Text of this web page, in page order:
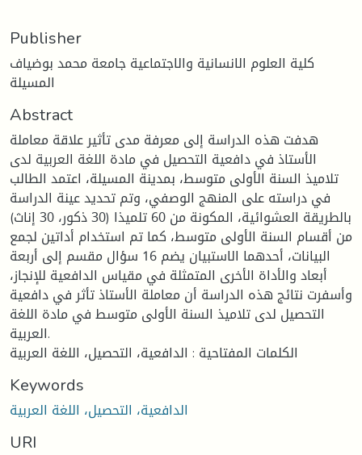
Publisher
كلية العلوم الانسانية والاجتماعية جامعة محمد بوضياف
المسيلة
Abstract
هدفت هذه الدراسة إلى معرفة مدى تأثير علاقة معاملة
الأستاذ في دافعية التحصيل في مادة اللغة العربية لدى
تلاميذ السنة الأولى متوسط، بمدينة المسيلة، اعتمد الطالب
في دراسته على المنهج الوصفي، وتم تحديد عينة الدراسة
بالطريقة العشوائية، المكونة من 60 تلميذا (30 ذكور، 30 إناث)
من أقسام السنة الأولى متوسط، كما تم استخدام أداتين لجمع
البيانات، أحدهما الاستبيان يضم 16 سؤال مقسم إلى أربعة
أبعاد والأداة الأخرى المتمثلة في مقياس الدافعية للإنجاز،
وأسفرت نتائج هذه الدراسة أن معاملة الأستاذ تأثر في دافعية
التحصيل لدى تلاميذ السنة الأولى متوسط في مادة اللغة
العربية.
الكلمات المفتاحية : الدافعية، التحصيل، اللغة العربية
Keywords
الدافعية، التحصيل، اللغة العربية
URI